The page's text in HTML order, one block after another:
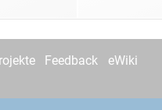
Feedback eWiki